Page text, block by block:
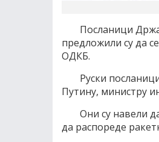
Посланици
предложили су да
ОДКБ.
Руски
Путину, министру
Они су навели
да распореде